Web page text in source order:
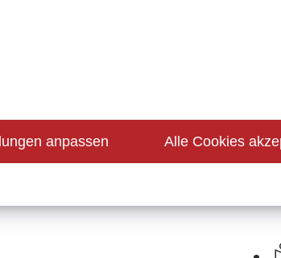
anpassen Alle Cookies